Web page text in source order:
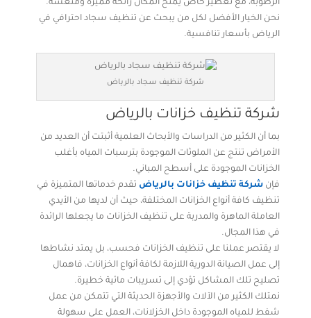
الرطوبة، مع تعطير خاص يمنح المكان رائحة مميزة ومنعشة.
نحن الخيار الأفضل لكل من يبحث عن تنظيف سجاد احترافي في
الرياض بأسعار تنافسية.
شركة تنظيف سجاد بالرياض
شركة تنظيف خزانات بالرياض
بما أن الكثير من الدراسات والأبحاث العلمية أثبتت أن العديد من
الأمراض تنتج عن الملوثات الموجودة بترسبات المياه بأغلب
الخزانات الموجودة على أسطح المباني.
فإن شركة تنظيف خزانات بالرياض تقدم خدماتها المتميزة في
تنظيف كافة أنواع الخزانات المختلفة، حيث أن لديها من الأيدي
العاملة الماهرة والمدربة على تنظيف الخزانات ما يجعلها الرائدة
في هذا المجال.
لا يقتصر عملنا على تنظيف الخزانات فحسب، بل يمتد نشاطها
إلى عمل الصيانة الدورية اللازمة لكافة أنواع الخزانات، فاهمال
تصليح تلك المشاكل تؤدي إلى تسريبات مائية خطيرة.
نمتلك الكثير من الآلات والأجهزة الحديثة التي تتمكن من عمل
شفط للمياه الموجودة داخل الخزلانات، العمل على سهولة